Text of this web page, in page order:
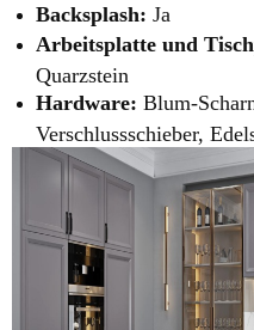
Backsplash: Ja
Arbeitsplatte und
Quarzstein
Hardware: Blum-
Verschlussschieber,